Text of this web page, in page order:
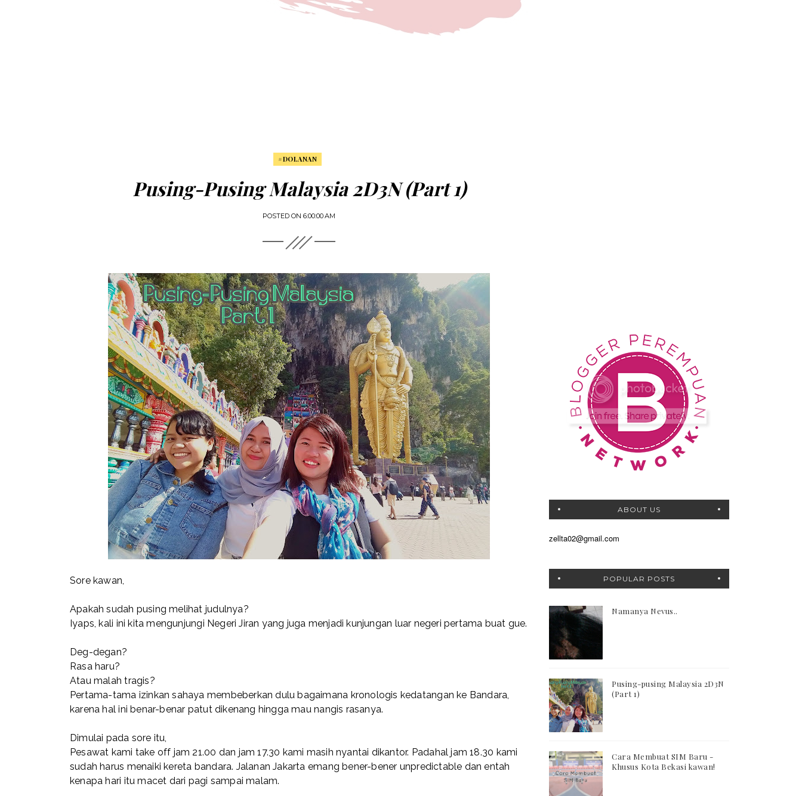
#DOLANAN
Pusing-Pusing Malaysia 2D3N (Part 1)
POSTED ON 6:00:00 AM
Sore kawan,
Apakah sudah pusing melihat judulnya?
Iyaps, kali ini kita mengunjungi Negeri Jiran yang juga menjadi kunjungan luar negeri pertama buat gue.
Deg-degan?
Rasa haru?
Atau malah tragis?
Pertama-tama izinkan sahaya membeberkan dulu bagaimana kronologis kedatangan ke Bandara,
karena hal ini benar-benar patut dikenang hingga mau nangis rasanya.
Dimulai pada sore itu,
Pesawat kami take off jam 21.00 dan jam 17.30 kami masih nyantai dikantor. Padahal jam 18.30 kami
sudah harus menaiki kereta bandara. Jalanan Jakarta emang bener-bener unpredictable dan entah
kenapa hari itu macet dari pagi sampai malam.
ABOUT US
zellta02@gmail.com
POPULAR POSTS
Namanya Nevus..
Pusing-pusing Malaysia 2D3N
(Part 1)
Cara Membuat SIM Baru -
Khusus Kota Bekasi kawan!